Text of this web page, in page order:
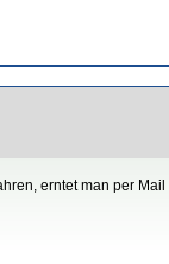
erntet man per